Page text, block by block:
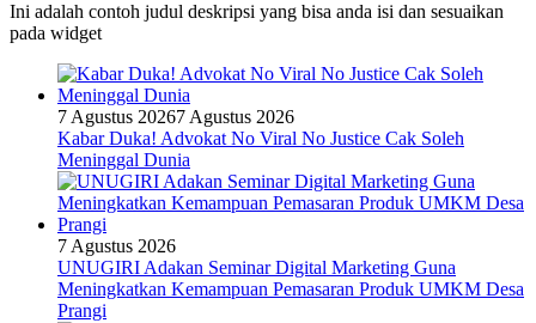
Ini adalah contoh judul deskripsi yang bisa anda isi dan sesuaikan
pada widget
7 Agustus 20267 Agustus 2026
Kabar Duka! Advokat No Viral No Justice Cak Soleh
Meninggal Dunia
7 Agustus 2026
UNUGIRI Adakan Seminar Digital Marketing Guna
Meningkatkan Kemampuan Pemasaran Produk UMKM Desa
Prangi